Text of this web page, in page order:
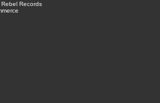
Records